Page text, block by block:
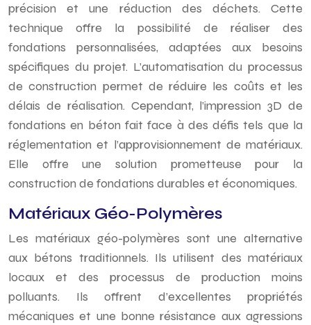
précision et une réduction des déchets. Cette
technique offre la possibilité de réaliser des
fondations personnalisées, adaptées aux besoins
spécifiques du projet. L’automatisation du processus
de construction permet de réduire les coûts et les
délais de réalisation. Cependant, l’impression 3D de
fondations en béton fait face à des défis tels que la
réglementation et l’approvisionnement de matériaux.
Elle offre une solution prometteuse pour la
construction de fondations durables et économiques.
Matériaux Géo-Polymères
Les matériaux géo-polymères sont une alternative
aux bétons traditionnels. Ils utilisent des matériaux
locaux et des processus de production moins
polluants. Ils offrent d’excellentes propriétés
mécaniques et une bonne résistance aux agressions